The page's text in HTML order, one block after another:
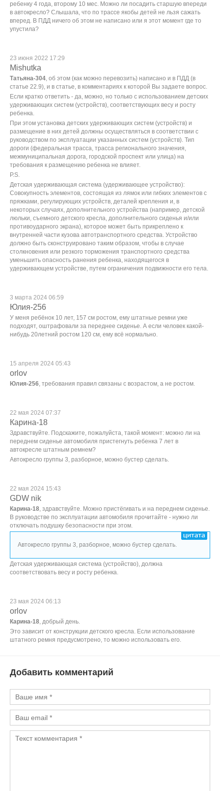
ребенку 4 года, второму 10 мес. Можно ли посадить старшую впереди
в автокресло? Слышала, что по трассе якобы детей не льзя сажать
вперед. В ПДД ничего об этом не написано или я этот момент где то
упустила?
23 июня 2022 17:29
Mishutka
Татьяна-304, об этом (как можно перевозить) написано и в ПДД (в
статье 22.9), и в статье, в комментариях к которой Вы задаете вопрос.
Если кратко ответить - да, можно, но только с использованием детских
удерживающих систем (устройств), соответствующих весу и росту
ребенка.
При этом установка детских удерживающих систем (устройств) и
размещение в них детей должны осуществляться в соответствии с
руководством по эксплуатации указанных систем (устройств). Тип
дороги (федеральная трасса, трасса регионального значения,
межмуниципальная дорога, городской проспект или улица) на
требования к размещению ребенка не влияет.
P.S.
Детская удерживающая система (удерживающее устройство):
Совокупность элементов, состоящая из лямок или гибких элементов с
пряжками, регулирующих устройств, деталей крепления и, в
некоторых случаях, дополнительного устройства (например, детской
люльки, съемного детского кресла, дополнительного сиденья и/или
противоударного экрана), которое может быть прикреплено к
внутренней части кузова автотранспортного средства. Устройство
должно быть сконструировано таким образом, чтобы в случае
столкновения или резкого торможения транспортного средства
уменьшить опасность ранения ребенка, находящегося в
удерживающем устройстве, путем ограничения подвижности его тела.
3 марта 2024 06:59
Юлия-256
У меня ребёнок 10 лет, 157 см ростом, ему штатные ремни уже
подходят, оштрафовали за переднее сиденье. А если человек какой-
нибудь 20летний ростом 120 см, ему всё нормально.
15 апреля 2024 05:43
orlov
Юлия-256, требования правил связаны с возрастом, а не ростом.
22 мая 2024 07:37
Карина-18
Здравствуйте. Подскажите, пожалуйста, такой момент: можно ли на
переднем сиденье автомобиля пристегнуть ребенка 7 лет в
автокресле штатным ремнем?
Автокресло группы 3, разборное, можно бустер сделать.
22 мая 2024 15:43
GDW nik
Карина-18, здравствуйте. Можно пристёгивать и на переднем сиденье.
В руководстве по эксплуатации автомобиля прочитайте - нужно ли
отключать подушку безопасности при этом.
Автокресло группы 3, разборное, можно бустер сделать.
Детская удерживающая система (устройство), должна
соответствовать весу и росту ребенка.
23 мая 2024 06:13
orlov
Карина-18, добрый день.
Это зависит от конструкции детского кресла. Если использование
штатного ремня предусмотрено, то можно использовать его.
Добавить комментарий